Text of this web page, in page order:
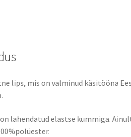
lips, mis on valminud käsitööna
lahendatud elastse kummiga.